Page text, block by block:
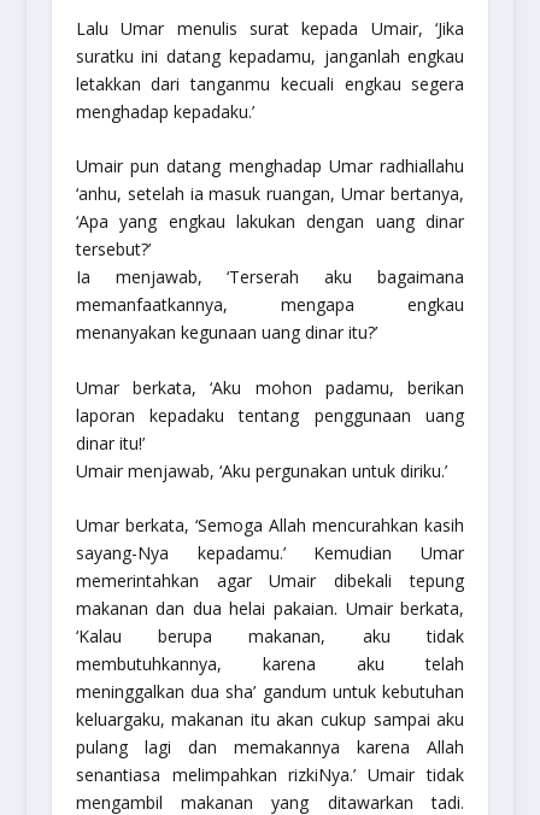
Lalu Umar menulis surat kepada Umair,‘Jika
suratku ini datang kepadamu, janganlah engkau
letakkan dari tanganmu kecuali engkau segera
menghadap kepadaku.’
Umair pun datang menghadap Umar radhiallahu
‘anhu, setelah ia masuk ruangan, Umar bertanya,
‘Apa yang engkau lakukan dengan uang dinar
tersebut?’
Ia menjawab, ‘Terserah aku bagaimana
memanfaatkannya, mengapa engkau
menanyakan kegunaan uang dinar itu?’
Umar berkata, ‘Aku mohon padamu, berikan
laporan kepadaku tentang penggunaan uang
dinar itu!’
Umair menjawab, ‘Aku pergunakan untuk diriku.’
Umar berkata, ‘Semoga Allah mencurahkan kasih
sayang-Nya kepadamu.’ Kemudian Umar
memerintahkan agar Umair dibekali tepung
makanan dan dua helai pakaian. Umair berkata,
‘Kalau berupa makanan, aku tidak
membutuhkannya, karena aku telah
meninggalkan dua sha’ gandum untuk kebutuhan
keluargaku, makanan itu akan cukup sampai aku
pulang lagi dan memakannya karena Allah
senantiasa melimpahkan rizkiNya.’ Umair tidak
mengambil makanan yang ditawarkan tadi.